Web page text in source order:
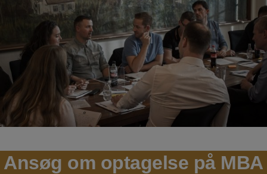
Ansøg om optagelse på MBA